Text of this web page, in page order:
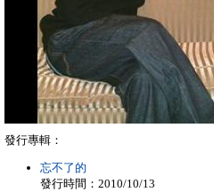
發行專輯：
忘不了的
發行時間：2010/10/13